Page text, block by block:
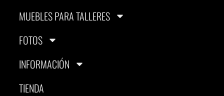
MUEBLES PARA TALLERES
FOTOS
INFORMACIÓN
TIENDA